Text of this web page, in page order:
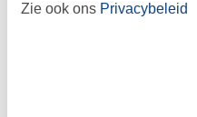
Zie ook ons Privacybeleid